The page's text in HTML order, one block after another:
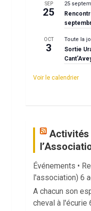
SEP
25
25
OCT
3
Toute la
Sortie
Voir le calendrier
Activités
Événements •
l'association) 6
A chacun son
cheval à l'écurie